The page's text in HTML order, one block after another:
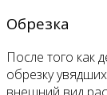
Обрезка
После того как
обрезку
внешний вид